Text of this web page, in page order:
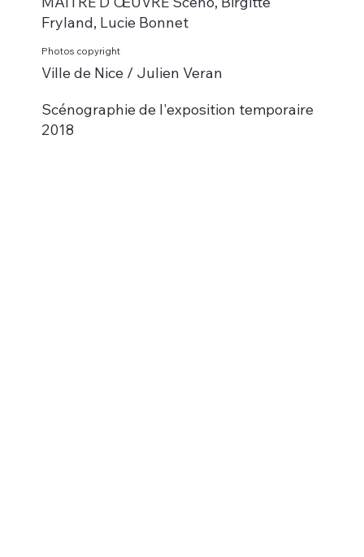
Fryland, Lucie Bonnet
Photos copyright
Ville de Nice / Julien Veran
Scénographie de l'exposition temporaire
2018